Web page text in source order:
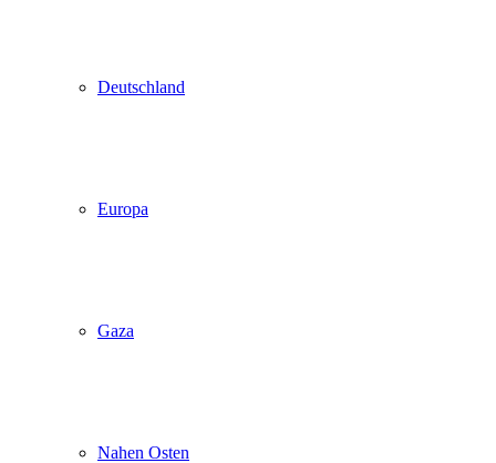
Deutschland
Europa
Gaza
Nahen Osten